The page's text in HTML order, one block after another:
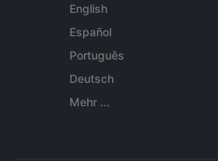
English
Español
Português
Deutsch
Mehr ...